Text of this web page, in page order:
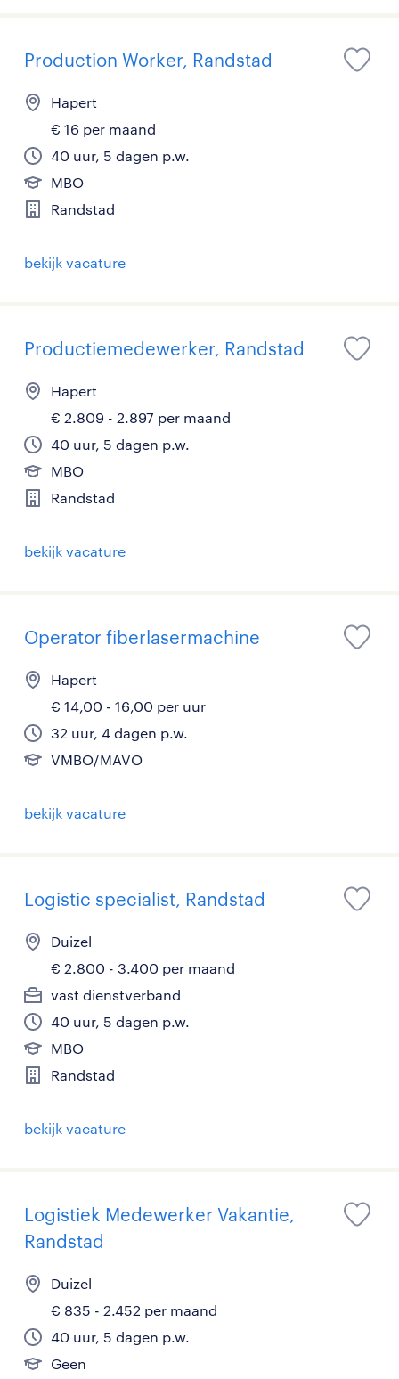
Production Worker, Randstad
Hapert
€ 16 per maand
40 uur, 5 dagen p.w.
MBO
Randstad
bekijk vacature
Productiemedewerker, Randstad
Hapert
€ 2.809 - 2.897 per maand
40 uur, 5 dagen p.w.
MBO
Randstad
bekijk vacature
Operator fiberlasermachine
Hapert
€ 14,00 - 16,00 per uur
32 uur, 4 dagen p.w.
VMBO/MAVO
bekijk vacature
Logistic specialist, Randstad
Duizel
€ 2.800 - 3.400 per maand
vast dienstverband
40 uur, 5 dagen p.w.
MBO
Randstad
bekijk vacature
Logistiek Medewerker Vakantie,
Randstad
Duizel
€ 835 - 2.452 per maand
40 uur, 5 dagen p.w.
Geen